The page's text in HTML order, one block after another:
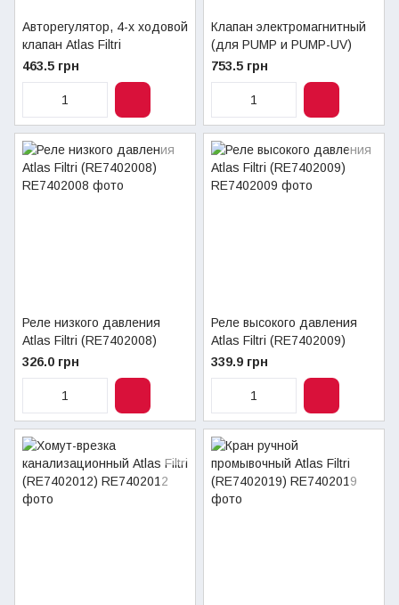
Авторегулятор, 4-х ходовой
клапан Atlas Filtri
(RE7402006)
463.5 грн
Клапан электромагнитный
(для PUMP и PUMP-UV)
Atlas Filtri (RE7402007)
753.5 грн
Реле низкого давления
Atlas Filtri (RE7402008)
326.0 грн
Реле высокого давления
Atlas Filtri (RE7402009)
339.9 грн